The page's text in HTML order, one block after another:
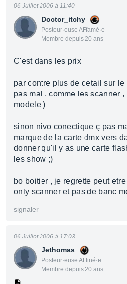
Doctor_itchy
Posteur·euse AFfamé·e
Membre depuis 20 ans
06 Juillet 2006 à 11:40
C'est dans les prix
par contre plus de detail sur
pas mal , comme les scanner
modele )
sinon nivo conectique ç pas
marque de la carte dmx vers
donner qu'il y as une carte
les show ;)
bo boitier , je regrette peut
only scanner et pas de banc
signaler
Jethomas
Posteur·euse AFfiné·e
Membre depuis 20 ans
06 Juillet 2006 à 17:03